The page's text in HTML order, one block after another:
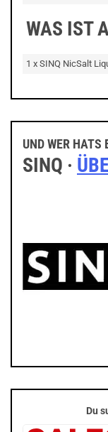
WAS IST
1 x SINQ NicSalt
UND WER HATS
SINQ ·
Du